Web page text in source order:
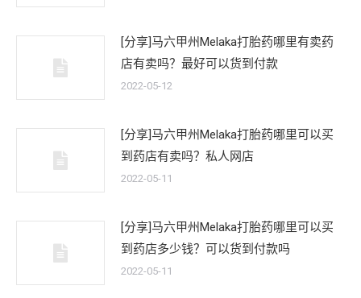
[分享]马六甲州Melaka打胎药哪里有卖药
店有卖吗？最好可以货到付款
2022-05-12
[分享]马六甲州Melaka打胎药哪里可以买
到药店有卖吗？私人网店
2022-05-11
[分享]马六甲州Melaka打胎药哪里可以买
到药店多少钱？可以货到付款吗
2022-05-11